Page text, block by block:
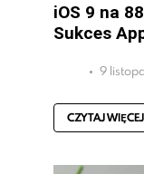
iOS 9 na
Sukces
9
CZYTAJ WIĘCEJ